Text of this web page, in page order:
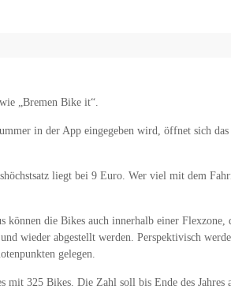
„Bremen Bike it“.
in der App eingegeben wird, öffnet sich das
liegt bei 9 Euro. Wer viel mit dem
können die Bikes auch innerhalb einer Flexzone,
wieder abgestellt werden. Perspektivisch
gelegen.
mit 325 Bikes. Die Zahl soll bis Ende des Jahres